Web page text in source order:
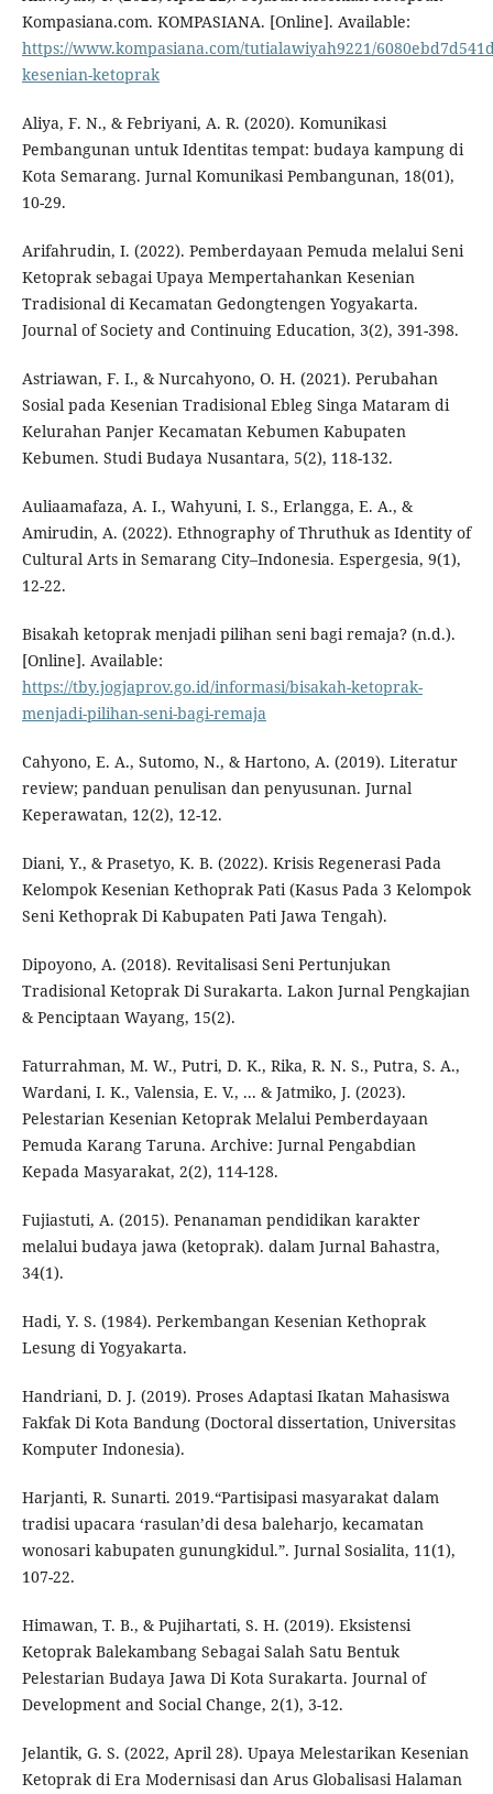
Kompasiana.com. KOMPASIANA. [Online]. Available:
https://www.kompasiana.com/tutialawiyah9221/
kesenian-ketoprak
Aliya, F. N., & Febriyani, A. R. (2020). Komunikasi
Pembangunan untuk Identitas tempat: budaya kampung di
Kota Semarang. Jurnal Komunikasi Pembangunan, 18(01),
10-29.
Arifahrudin, I. (2022). Pemberdayaan Pemuda melalui Seni
Ketoprak sebagai Upaya Mempertahankan Kesenian
Tradisional di Kecamatan Gedongtengen Yogyakarta.
Journal of Society and Continuing Education, 3(2), 391-398.
Astriawan, F. I., & Nurcahyono, O. H. (2021). Perubahan
Sosial pada Kesenian Tradisional Ebleg Singa Mataram di
Kelurahan Panjer Kecamatan Kebumen Kabupaten
Kebumen. Studi Budaya Nusantara, 5(2), 118-132.
Auliaamafaza, A. I., Wahyuni, I. S., Erlangga, E. A., &
Amirudin, A. (2022). Ethnography of Thruthuk as Identity of
Cultural Arts in Semarang City–Indonesia. Espergesia, 9(1),
12-22.
Bisakah ketoprak menjadi pilihan seni bagi remaja? (n.d.).
[Online]. Available:
https://tby.jogjaprov.go.id/informasi/bisakah-ketoprak-
menjadi-pilihan-seni-bagi-remaja
Cahyono, E. A., Sutomo, N., & Hartono, A. (2019). Literatur
review; panduan penulisan dan penyusunan. Jurnal
Keperawatan, 12(2), 12-12.
Diani, Y., & Prasetyo, K. B. (2022). Krisis Regenerasi Pada
Kelompok Kesenian Kethoprak Pati (Kasus Pada 3 Kelompok
Seni Kethoprak Di Kabupaten Pati Jawa Tengah).
Dipoyono, A. (2018). Revitalisasi Seni Pertunjukan
Tradisional Ketoprak Di Surakarta. Lakon Jurnal Pengkajian
& Penciptaan Wayang, 15(2).
Faturrahman, M. W., Putri, D. K., Rika, R. N. S., Putra, S. A.,
Wardani, I. K., Valensia, E. V., ... & Jatmiko, J. (2023).
Pelestarian Kesenian Ketoprak Melalui Pemberdayaan
Pemuda Karang Taruna. Archive: Jurnal Pengabdian
Kepada Masyarakat, 2(2), 114-128.
Fujiastuti, A. (2015). Penanaman pendidikan karakter
melalui budaya jawa (ketoprak). dalam Jurnal Bahastra,
34(1).
Hadi, Y. S. (1984). Perkembangan Kesenian Kethoprak
Lesung di Yogyakarta.
Handriani, D. J. (2019). Proses Adaptasi Ikatan Mahasiswa
Fakfak Di Kota Bandung (Doctoral dissertation, Universitas
Komputer Indonesia).
Harjanti, R. Sunarti. 2019.“Partisipasi masyarakat dalam
tradisi upacara ‘rasulan’di desa baleharjo, kecamatan
wonosari kabupaten gunungkidul.”. Jurnal Sosialita, 11(1),
107-22.
Himawan, T. B., & Pujihartati, S. H. (2019). Eksistensi
Ketoprak Balekambang Sebagai Salah Satu Bentuk
Pelestarian Budaya Jawa Di Kota Surakarta. Journal of
Development and Social Change, 2(1), 3-12.
Jelantik, G. S. (2022, April 28). Upaya Melestarikan Kesenian
Ketoprak di Era Modernisasi dan Arus Globalisasi Halaman